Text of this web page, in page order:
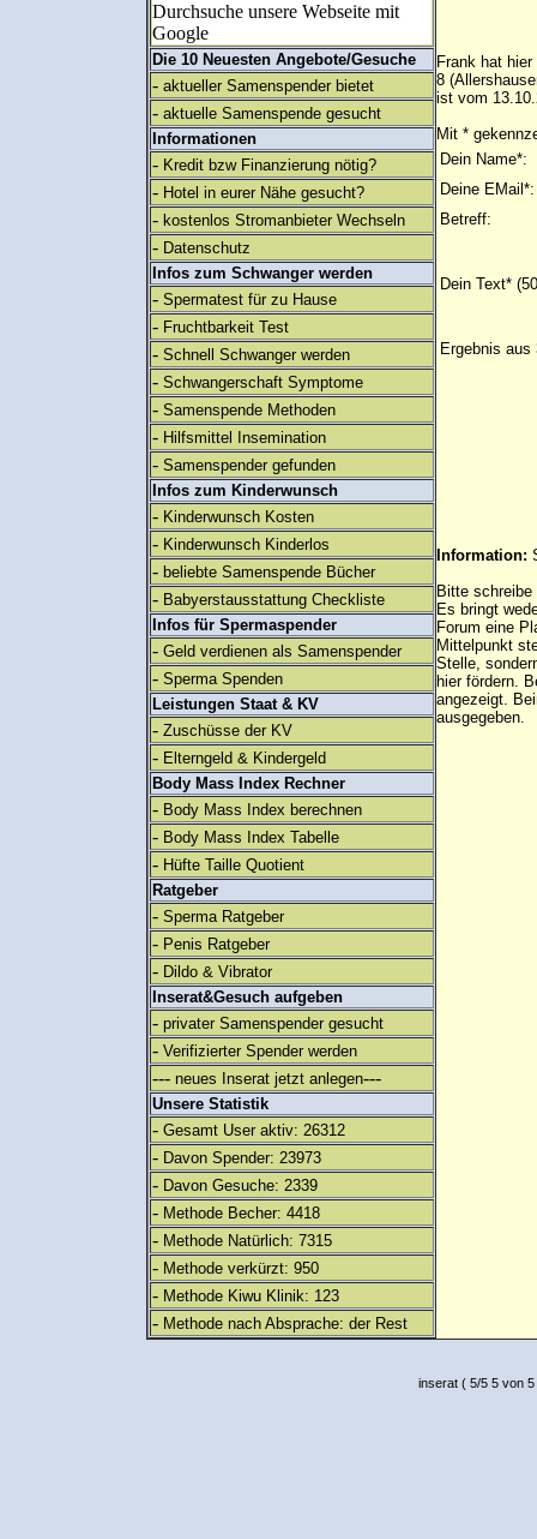
Durchsuche unsere Webseite mit
Google
Die 10 Neuesten Angebote/Gesuche
- aktueller Samenspender bietet
- aktuelle Samenspende gesucht
Informationen
- Kredit bzw Finanzierung nötig?
- Hotel in eurer Nähe gesucht?
- kostenlos Stromanbieter Wechseln
- Datenschutz
Infos zum Schwanger werden
- Spermatest für zu Hause
- Fruchtbarkeit Test
- Schnell Schwanger werden
- Schwangerschaft Symptome
- Samenspende Methoden
- Hilfsmittel Insemination
- Samenspender gefunden
Infos zum Kinderwunsch
- Kinderwunsch Kosten
- Kinderwunsch Kinderlos
- beliebte Samenspende Bücher
- Babyerstausstattung Checkliste
Infos für Spermaspender
- Geld verdienen als Samenspender
- Sperma Spenden
Leistungen Staat & KV
- Zuschüsse der KV
- Elterngeld & Kindergeld
Body Mass Index Rechner
- Body Mass Index berechnen
- Body Mass Index Tabelle
- Hüfte Taille Quotient
Ratgeber
- Sperma Ratgeber
- Penis Ratgeber
- Dildo & Vibrator
Inserat&Gesuch aufgeben
- privater Samenspender gesucht
- Verifizierter Spender werden
--- neues Inserat jetzt anlegen---
Unsere Statistik
- Gesamt User aktiv: 26312
- Davon Spender: 23973
- Davon Gesuche: 2339
- Methode Becher: 4418
- Methode Natürlich: 7315
- Methode verkürzt: 950
- Methode Kiwu Klinik: 123
- Methode nach Absprache: der Rest
Frank hat
8
ist vom
Mit *
Dein Name*:
Deine EMail*:
Betreff:
Dein Text*
Ergebnis aus
Information:
Bitte
Es bringt
Forum eine
Mittelpunkt
Stelle,
hier fördern.
angezeigt.
ausgegeben.
inserat( 5/5 5 von 5